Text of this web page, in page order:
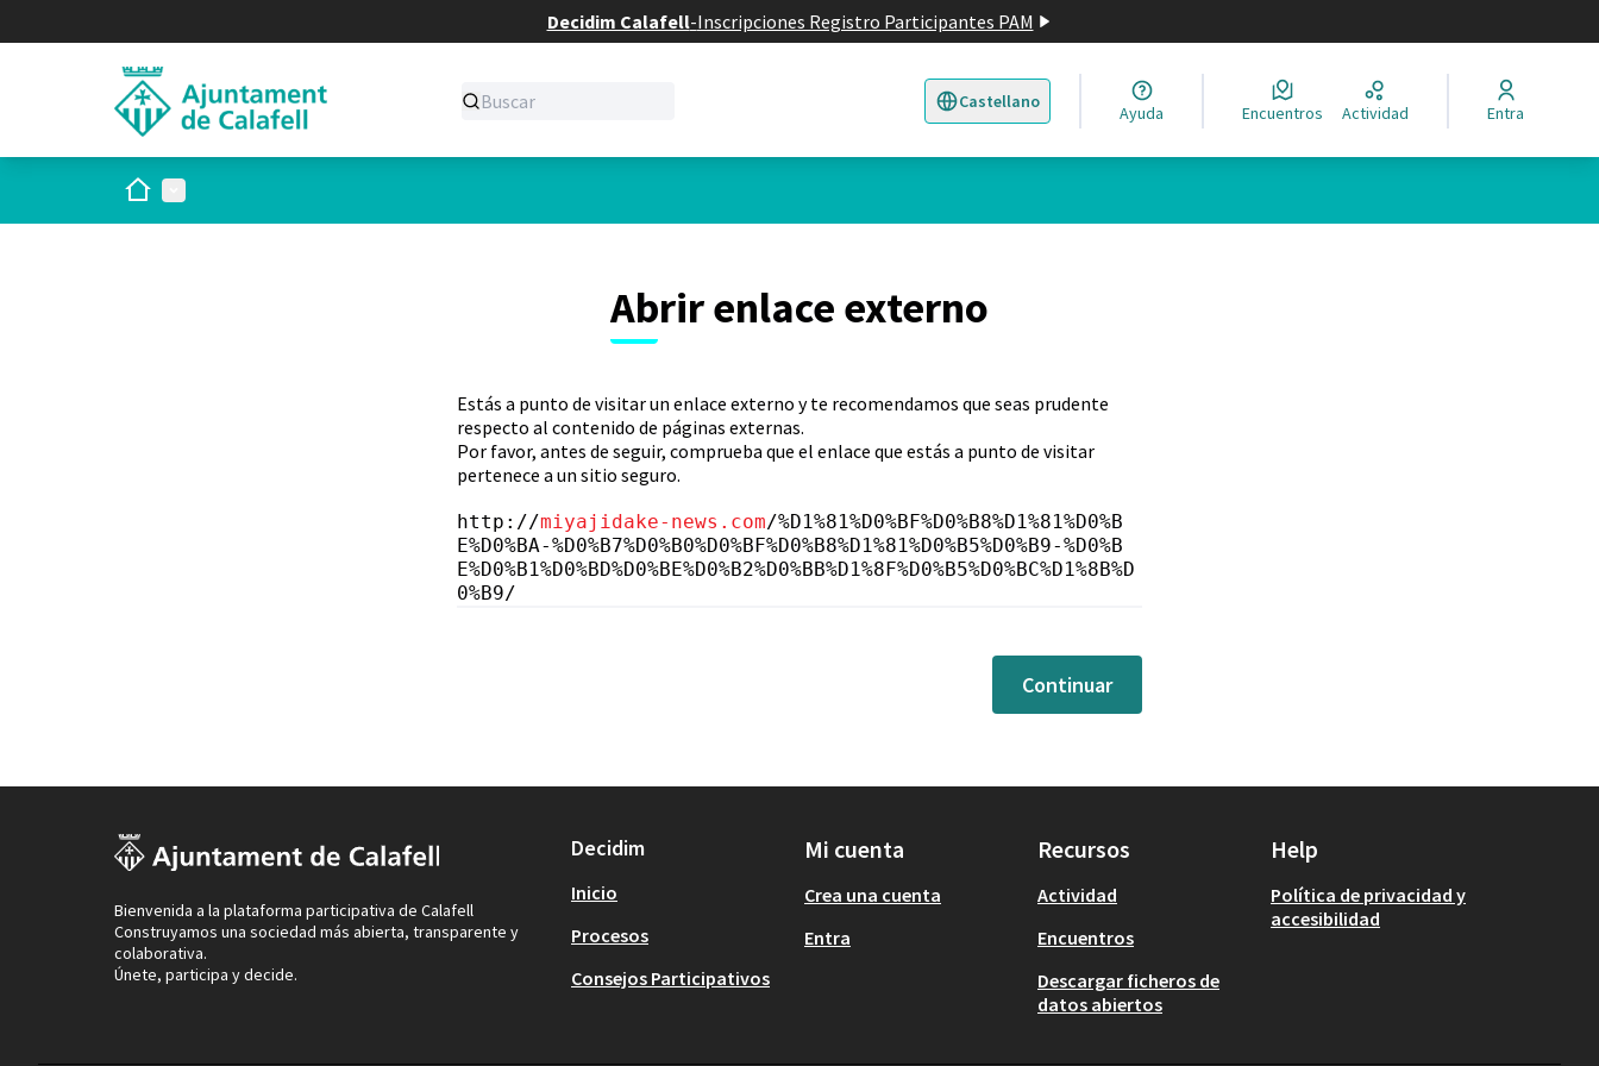
Decidim Calafell-Inscripciones Registro Participantes PAM
Castellano
Triar la llengua Elegir el idioma
Ayuda Encuentros Actividad Entra
InicioMenú principal
Abrir enlace externo
Estás a punto de visitar un enlace externo y te recomendamos que seas prudente
respecto al contenido de páginas externas.
Por favor, antes de seguir, comprueba que el enlace que estás a punto de visitar
pertenece a un sitio seguro.
http://miyajidake-news.com/%D1%81%D0%BF%D0%B8%D1%81%D0%B
E%D0%BA-%D0%B7%D0%B0%D0%BF%D0%B8%D1%81%D0%B5%D0%B9-%D0%B
E%D0%B1%D0%BD%D0%BE%D0%B2%D0%BB%D1%8F%D0%B5%D0%BC%D1%8B%D
0%B9/
Continuar
Bienvenida a la plataforma participativa de Calafell
Construyamos una sociedad más abierta, transparente y
colaborativa.
Únete, participa y decide.
Decidim
Inicio
Procesos
Consejos Participativos
Mi cuenta
Crea una cuenta
Entra
Recursos
Actividad
Encuentros
Descargar ficheros de
datos abiertos
Help
Política de privacidad y
accesibilidad